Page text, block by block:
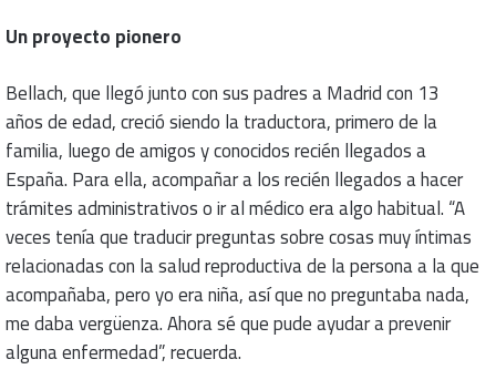
Un proyecto pionero
Bellach, que llegó junto con sus padres a Madrid con 13
años de edad, creció siendo la traductora, primero de la
familia, luego de amigos y conocidos recién llegados a
España. Para ella, acompañar a los recién llegados a hacer
trámites administrativos o ir al médico era algo habitual. “A
veces tenía que traducir preguntas sobre cosas muy íntimas
relacionadas con la salud reproductiva de la persona a la que
acompañaba, pero yo era niña, así que no preguntaba nada,
me daba vergüenza. Ahora sé que pude ayudar a prevenir
alguna enfermedad”, recuerda.